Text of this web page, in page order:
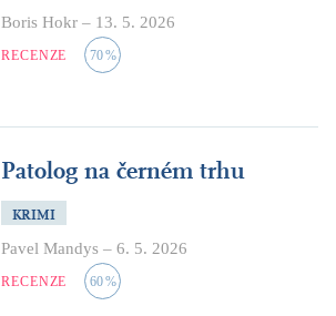
Boris Hokr – 13. 5. 2026
RECENZE 70%
Patolog na černém trhu
KRIMI
Pavel Mandys – 6. 5. 2026
RECENZE 60%